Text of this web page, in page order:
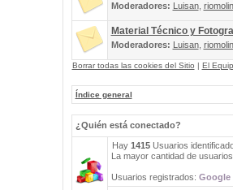
Moderadores: Luisan, riomolin
Material Técnico y
Moderadores: Luisan, riomolin
Borrar todas las cookies del Sitio | El
Índice general
¿Quién está conectado?
Hay 1415Usuarios
La mayor cantidad de
Usuarios registrados: Google